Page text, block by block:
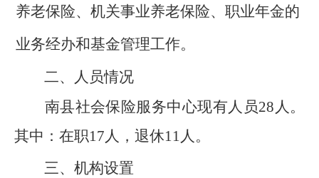
养老保险、机关事业养老保险、职业年金的
业务经办和基金管理工作。
二、人员情况
南县社会保险服务中心现有人员28 人。
其中 ： 在职17人，退休11人。
三、机构设置